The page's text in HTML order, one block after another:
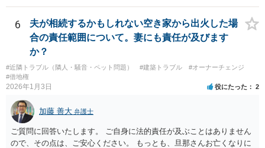
状態にあるということは，賃貸借契約自体を解除されても文句が言え
ない状態にあるということなので，通常，立退料はもらえません。 立
退料を請求したり，立退きを拒否するのであれば，まずは滞納賃料の
解消が先決です。
6
夫が相続するかもしれない空き家から出火した場
合の責任範囲について。妻にも責任が及びます
か？
#近隣トラブル（隣人・騒音・ペット問題） #建築トラブル
#オーナーチェンジ
#借地権
2026年1月3日 役にたった 2
加藤 善大 弁護士
ご質問に回答いたします。 ご自身に法的責任が及ぶことはありません
ので、その点は、ご安心ください。 もっとも、旦那さんお亡くなりに